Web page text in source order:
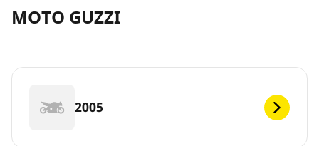
MOTO GUZZI
2005